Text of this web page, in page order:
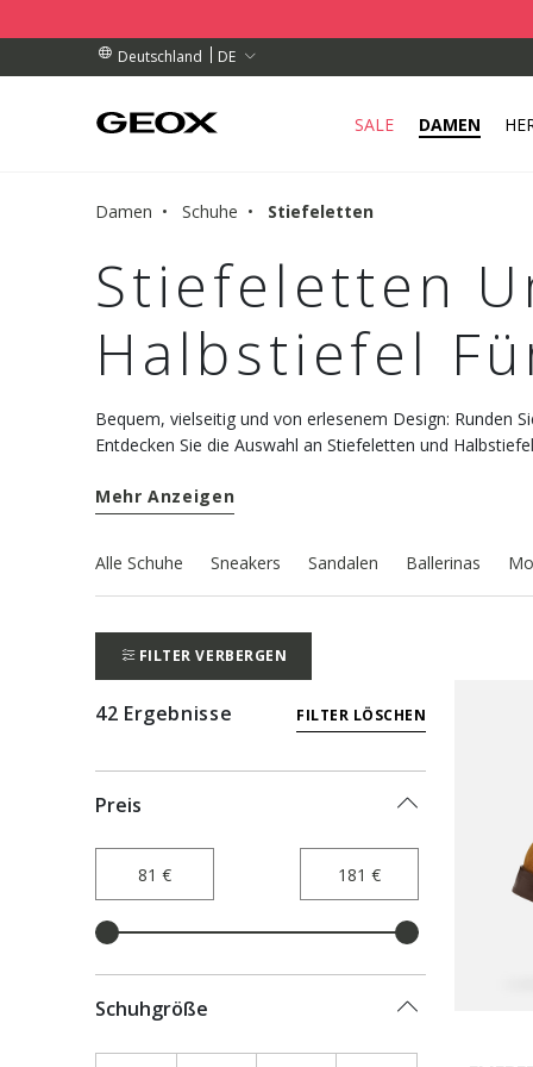
Deutschland
DE
ÜBER 99.00 €
IN IHRER NÄHE AB.
ÜBER 99.00 €
SALE DAMEN
Damen Schuhe Stiefeletten
Stiefeletten
Halbstiefel
Bequem, vielseitig und von erlesenem Design: Runden
Entdecken Sie die Auswahl an Stiefeletten und
Mehr Anzeigen
Alle Schuhe Sneakers Sandalen Ballerinas
FILTER VERBERGEN
42 Ergebnisse FILTER LÖSCHEN
Preis
Schuhgröße